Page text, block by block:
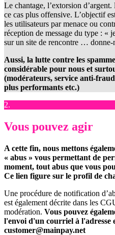
Le chantage, l’extorsion
ce cas plus offensive. L’objectif
les utilisateurs par menace ou
réception de message du type : «
sur un site de rencontre … donne-
Aussi, la lutte contre les
considérable pour nous et
(modérateurs, service anti-
plus performants etc.)
2.
Vous pouvez agir
A cette fin, nous mettons
« abus » vous permettant de
moment, tout abus que vous
Ce lien figure sur le profil de
Une procédure de notification
est également décrite dans les
modération. Vous pouvez
l'envoi d'un courriel à l'adresse
customer@mainpay.net